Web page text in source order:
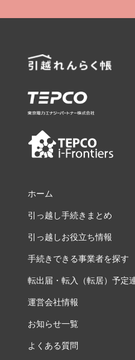
ホーム
引っ越し手続きまとめ
引っ越しお役立ち情報
手続きできる事業者を探す
転出届・転入（転居）予定
運営会社情報
お知らせ一覧
よくある質問